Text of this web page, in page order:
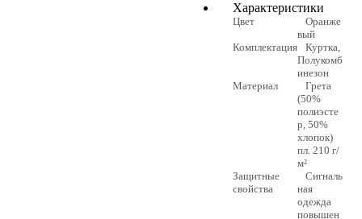
Характеристики
Цвет
Оранже
вый
Комплектация
Куртка,
Полукомб
инезон
Материал
Грета
(50%
полиэсте
р, 50%
хлопок)
пл. 210 г/
м²
Защитные
свойства
Сигналь
ная
одежда
повышен